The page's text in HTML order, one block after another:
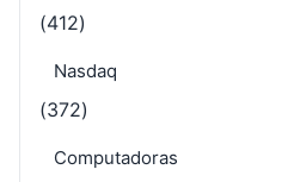
(412)
Nasdaq
(372)
Computadoras